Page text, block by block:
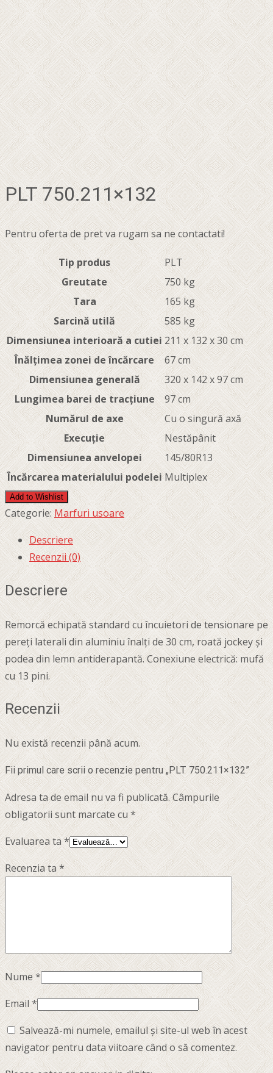
PLT 750.211×132
Pentru oferta de pret va rugam sa ne contactati!
Tip produs
PLT
Greutate
750 kg
Tara
165 kg
Sarcină utilă
585 kg
Dimensiunea interioară a cutiei 211 x 132 x 30 cm
Înălțimea zonei de încărcare
67 cm
Dimensiunea generală
320 x 142 x 97 cm
Lungimea barei de tracțiune
97 cm
Numărul de axe
Cu o singură axă
Execuție
Nestăpânit
Dimensiunea anvelopei
145/80R13
Încărcarea materialului podelei Multiplex
Add to Wishlist
Categorie:Marfuri usoare
Descriere
Recenzii (0)
Descriere
Remorcă echipată standard cu încuietori de tensionare pe
pereți laterali din aluminiu înalți de 30 cm, roată jockey și
podea din lemn antiderapantă. Conexiune electrică: mufă
cu 13 pini.
Recenzii
Nu există recenzii până acum.
Fii primul care scrii o recenzie pentru „PLT 750.211×132”
Adresa ta de email nu va fi publicată.Câmpurile
obligatorii sunt marcate cu*
Evaluarea ta*
Recenzia ta *
Nume*
Email*
Salvează-mi numele, emailul și site-ul web în acest
navigator pentru data viitoare când o să comentez.